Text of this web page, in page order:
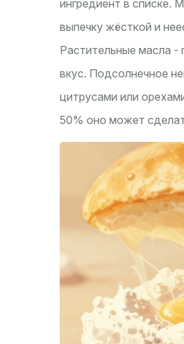
ингредиент в списке.
выпечку жёсткой и
Растительные масла
вкус. Подсолнечное
цитрусами или
50% оно может